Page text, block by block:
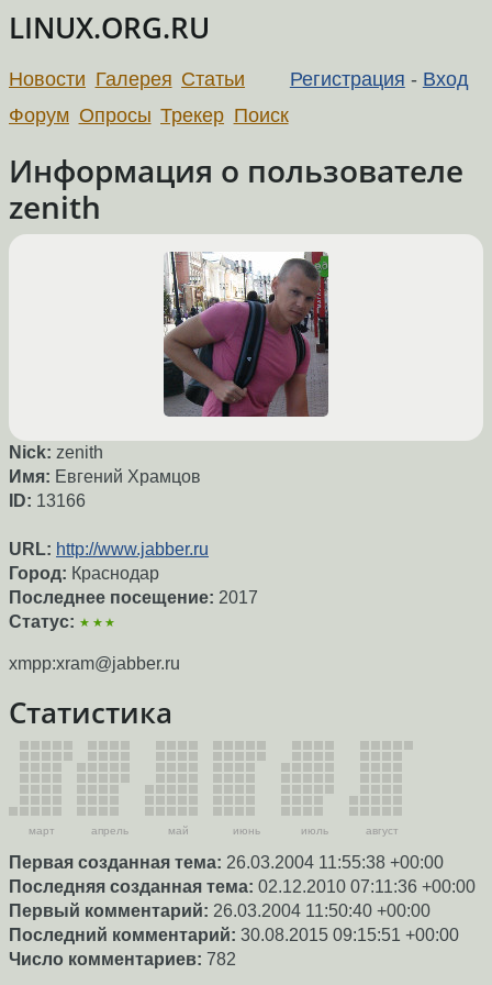
LINUX.ORG.RU
Регистрация - Вход
Новости Галерея Статьи
Форум Опросы Трекер Поиск
Информация о пользователе
zenith
Nick: zenith
Имя: Евгений Храмцов
ID: 13166
URL: http://www.jabber.ru
Город: Краснодар
Последнее посещение: 2017
Статус: ★★★
xmpp:xram@jabber.ru
Статистика
март апрель май июнь июль август
Первая созданная тема: 26.03.2004 11:55:38 +00:00
Последняя созданная тема: 02.12.2010 07:11:36 +00:00
Первый комментарий: 26.03.2004 11:50:40 +00:00
Последний комментарий: 30.08.2015 09:15:51 +00:00
Число комментариев: 782